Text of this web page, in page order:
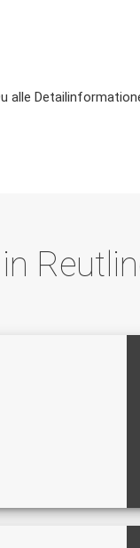
alle